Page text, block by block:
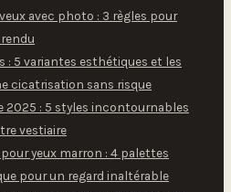
avec photo : 3 règles pour
: 5 variantes esthétiques et les
cicatrisation sans risque
2025 : 5 styles incontournables
vestiaire
yeux marron : 4 palettes
pour un regard inaltérable